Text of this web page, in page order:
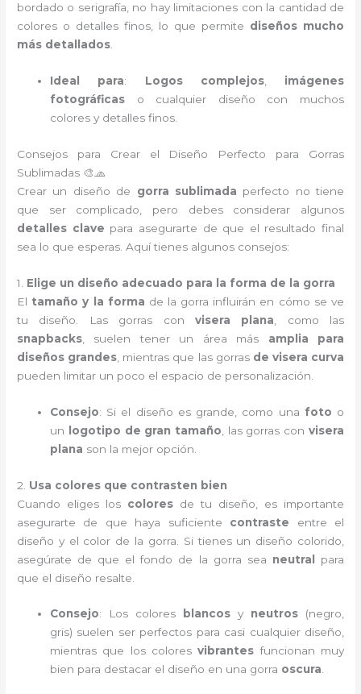
bordado o serigrafía, no hay limitaciones con la cantidad de
colores o detalles finos, lo que permite diseños mucho
más detallados
Ideal para: Logos complejos, imágenes
fotográficas o cualquier diseño con muchos
colores y detalles finos.
Consejos para Crear el Diseño Perfecto para Gorras
Sublimadas 🎨🧢
Crear un diseño de gorra sublimada perfecto no tiene
que ser complicado, pero debes considerar algunos
detalles clave para asegurarte de que el resultado final
sea lo que esperas. Aquí tienes algunos consejos:
1. Elige un diseño adecuado para la forma de la gorra
El tamaño y la forma de la gorra influirán en cómo se ve
tu diseño. Las gorras con visera plana , como las
snapbacks , suelen tener un área más amplia para
diseños grandes , mientras que las gorras de visera curva
pueden limitar un poco el espacio de personalización.
Consejo: Si el diseño es grande, como una foto o
un
logotipo de gran tamaño , las gorras con visera
plana son la mejor opción.
2. Usa colores que contrasten bien
Cuando eliges los colores de tu diseño, es importante
asegurarte de que haya suficiente contraste entre el
diseño y el color de la gorra. Si tienes un diseño colorido,
asegúrate de que el fondo de la gorra sea neutral para
que el diseño resalte.
Consejo: Los colores blancos y neutros(negro,
gris) suelen ser perfectos para casi cualquier diseño,
mientras que los coloresvibrantes funcionan muy
bien para destacar el diseño en una gorra oscura.